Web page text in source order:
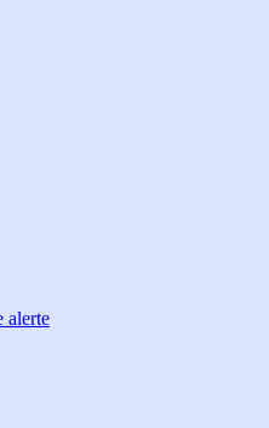
alerte